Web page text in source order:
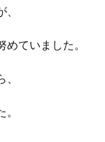
ていました。